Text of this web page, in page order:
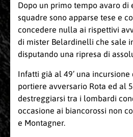
Dopo un primo tempo avaro di
squadre sono apparse tese e
concedere nulla ai rispettivi
di mister Belardinelli che sale
disputando una ripresa di
Infatti già al 49’ una
portiere avversario Rota ed al
destreggiarsi tra i lombardi
occasione ai biancorossi non
e Montagner.